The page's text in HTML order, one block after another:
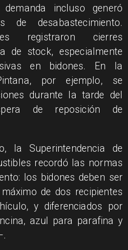
incluso generó
de desabastecimiento.
registraron cierres
de stock, especialmente
en bidones. En la
por ejemplo, se
durante la tarde del
de reposición de
la Superintendencia de
recordó las normas
los bidones deben ser
de dos recipientes
y diferenciados por
azul para parafina y